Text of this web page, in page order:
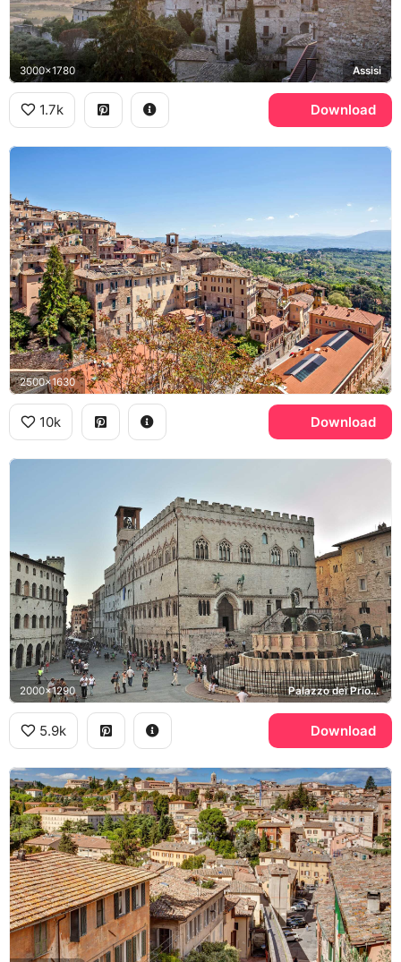
3000x1780 Assisi
1.7k Download
2500x1630
10k Download
2000x1290 Palazzo dei Priori, Fontana Maggiore, Piazza IV Novembre
5.9k Download